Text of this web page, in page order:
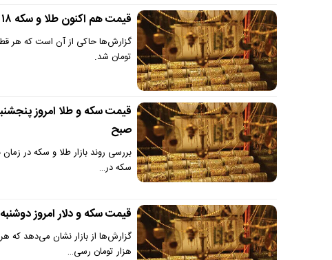
قیمت هم اکنون طلا و سکه ۱۸ تیرماه ۱۴۰۴ | افزایش یک میلیون و ۵۰ هزار تومانی قیمت سکه
تومان شد.
صبح
سکه در…
قیمت سکه و دلار امروز دوشنبه ۹ تیر ۱۴۰۴ | افزایش ۳ میلیون تومانی قیمت سکه
هزار تومان رسی…